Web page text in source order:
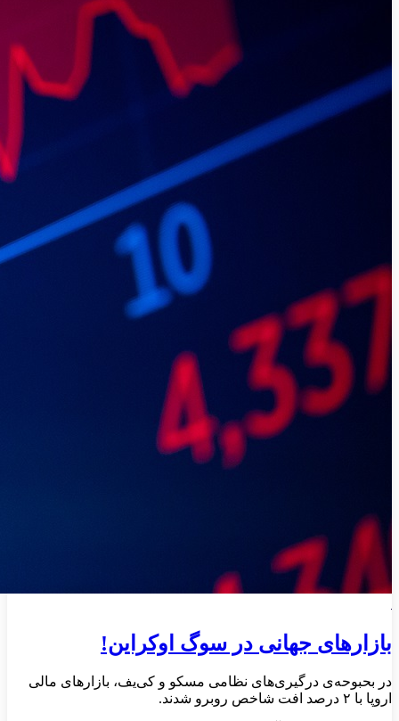
بازارهای جهانی در سوگ اوکراین!
در بحبوحه‌ی درگیری‌های نظامی مسکو و کی‌یف، بازار‌های مالی
اروپا با ۲ درصد افت شاخص روبرو شدند.